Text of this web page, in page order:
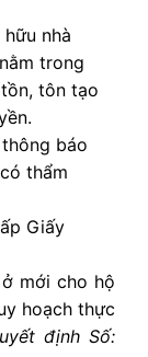
nhà
trong
tôn tạo
báo
thẩm
Giấy
mới cho hộ
hoạch thực
định Số: